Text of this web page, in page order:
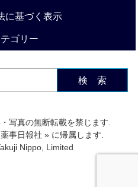
に基づく表示
ゴリー
検 索
写真の無断転載を禁じます.
事日報社 » に帰属します.
Nippo, Limited